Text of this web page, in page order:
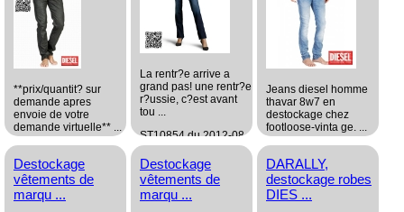
**prix/quantit? sur
demande apres
envoie de votre
demande virtuelle** ...
ST10861 du 2012-09-
07 11:28:11
grossiste
Habillement/Mode
La rentr?e arrive a
grand pas! une rentr?e
r?ussie, c?est avant
tou ...
ST10854 du 2012-08-
24 14:35:17
grossiste
Habillement/Mode
Jeans diesel homme
thavar 8w7 en
destockage chez
footloose-vinta ge. ...
ST10831 du 2012-07-
30 10:58:22
grossiste
Habillement/Mode
Destockage
vêtements de
marqu ...
Destockage
vêtements de
marqu ...
DARALLY,
destockage robes
DIES ...